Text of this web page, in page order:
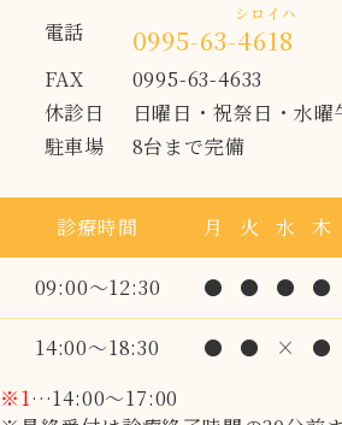
電話
0995-63-4618
シロイハ
FAX
0995-63-4633
休診日
日曜日・祝祭日・水曜
駐車場
8台まで完備
診療時間 月 火 水 木
09:00～12:30 ● ● ● ●
14:00～18:30 ● ● × ●
※1…14:00～17:00